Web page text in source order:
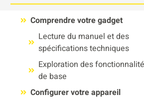
Comprendre votre gadget
Lecture du manuel et des
spécifications techniques
Exploration des
de base
Configurer votre appareil